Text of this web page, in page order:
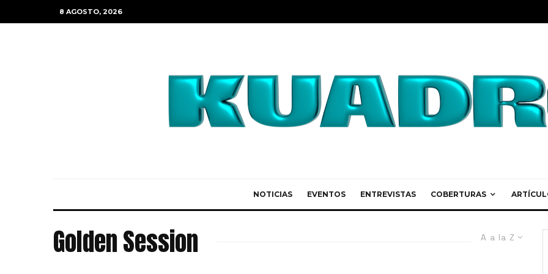
8 AGOSTO, 2026
NOTICIAS EVENTOS ENTREVISTAS COBERTURAS
A a la Z
Golden Session